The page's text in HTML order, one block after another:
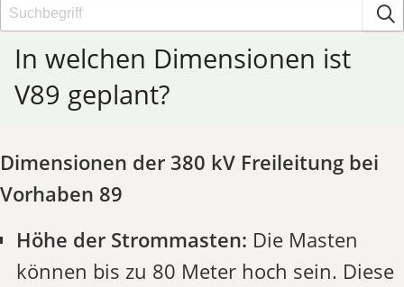
In welchen Dimensionen ist
V89 geplant?
Dimensionen der 380 kV Freileitung bei
Vorhaben 89
Höhe der Strommasten: Die Masten
können bis zu 80 Meter hoch sein. Diese